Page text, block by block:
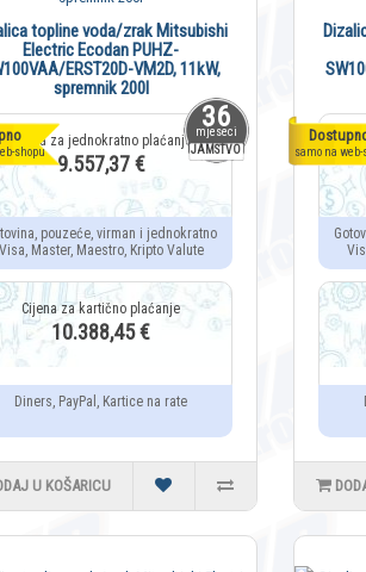
36
mjeseci
JAMSTVO
shopu
topline voda/zrak Mitsubishi
Electric Ecodan PUHZ-
ERST20D-VM2D, 11kW,
spremnik 200l
9.557,37 €
pouzeće, virman i jednokratno
Visa, Master, Maestro, Kripto Valute
10.388,45 €
Diners, PayPal, Kartice na rate
U KOŠARICU
samo na